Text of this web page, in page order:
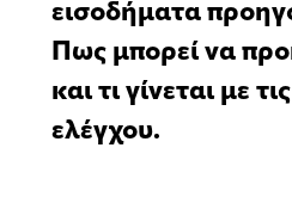
εισοδήματα
Πως μπορεί να
και τι γίνεται με
ελέγχου.